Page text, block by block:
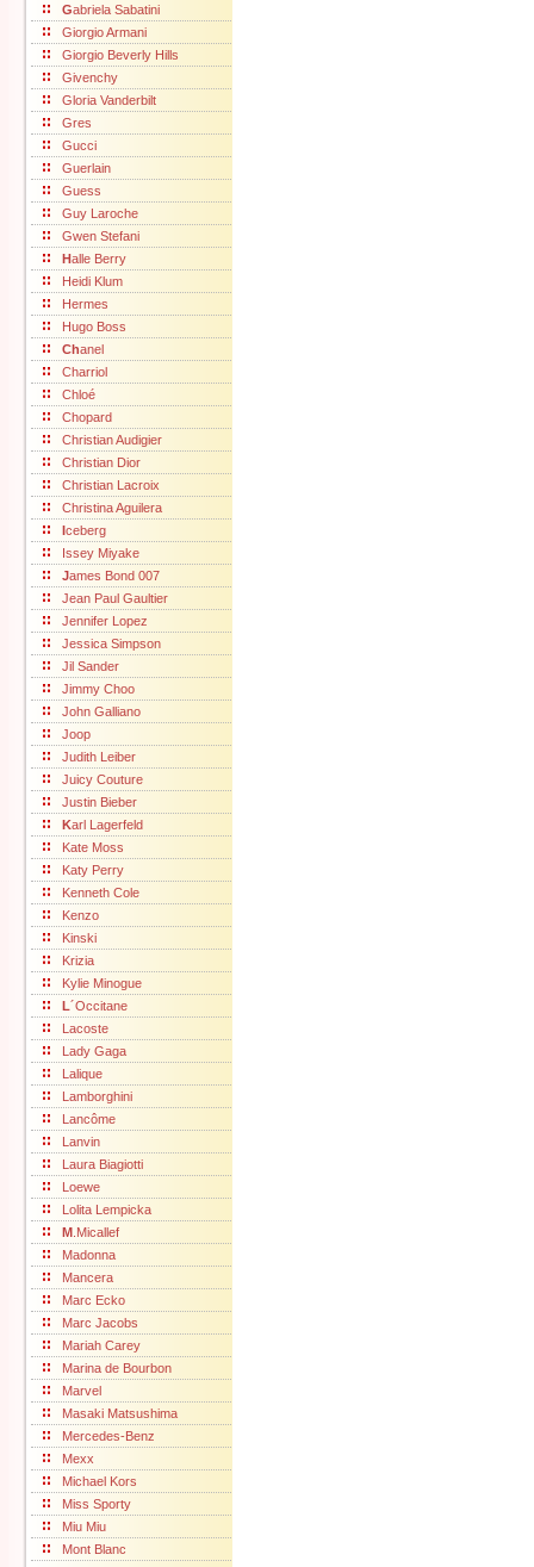
Gabriela Sabatini
Giorgio Armani
Giorgio Beverly Hills
Givenchy
Gloria Vanderbilt
Gres
Gucci
Guerlain
Guess
Guy Laroche
Gwen Stefani
Halle Berry
Heidi Klum
Hermes
Hugo Boss
Chanel
Charriol
Chloé
Chopard
Christian Audigier
Christian Dior
Christian Lacroix
Christina Aguilera
Iceberg
Issey Miyake
James Bond 007
Jean Paul Gaultier
Jennifer Lopez
Jessica Simpson
Jil Sander
Jimmy Choo
John Galliano
Joop
Judith Leiber
Juicy Couture
Justin Bieber
Karl Lagerfeld
Kate Moss
Katy Perry
Kenneth Cole
Kenzo
Kinski
Krizia
Kylie Minogue
L´Occitane
Lacoste
Lady Gaga
Lalique
Lamborghini
Lancôme
Lanvin
Laura Biagiotti
Loewe
Lolita Lempicka
M .Micallef
Madonna
Mancera
Marc Ecko
Marc Jacobs
Mariah Carey
Marina de Bourbon
Marvel
Masaki Matsushima
Mercedes-Benz
Mexx
Michael Kors
Miss Sporty
Miu Miu
Mont Blanc